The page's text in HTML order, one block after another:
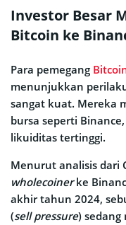
Investor Besar
Bitcoin ke
Para pemegang
menunjukkan
sangat kuat. Mereka
bursa seperti
likuiditas tertinggi.
Menurut analisis dari
wholecoinerke
akhir tahun 2024,
(sell pressure) sedang